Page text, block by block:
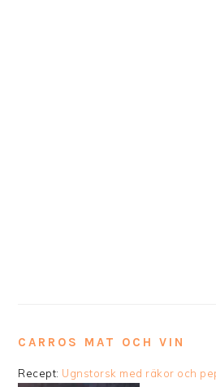
CARROS MAT OCH VIN
Recept: Ugnstorsk med räkor och